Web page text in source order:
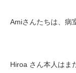
Amiさんたちは、病
Hiroa さん本人はま